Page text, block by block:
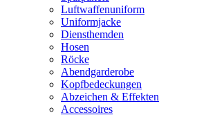
Luftwaffenuniform
Uniformjacke
Diensthemden
Hosen
Röcke
Abendgarderobe
Kopfbedeckungen
Abzeichen & Effekten
Accessoires